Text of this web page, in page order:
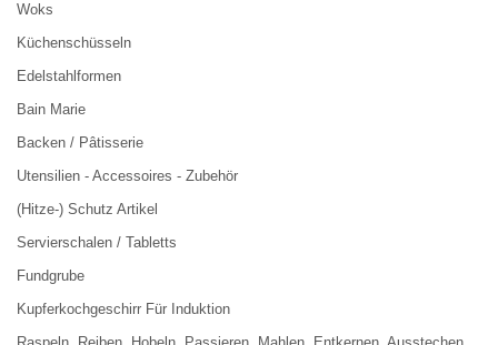
Woks
Küchenschüsseln
Edelstahlformen
Bain Marie
Backen / Pâtisserie
Utensilien - Accessoires - Zubehör
(Hitze-) Schutz Artikel
Servierschalen / Tabletts
Fundgrube
Kupferkochgeschirr Für Induktion